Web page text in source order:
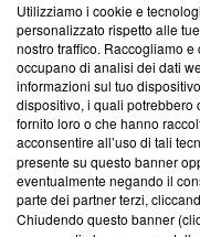
Questa sezione offre
News, sui nostri
creare news di qualità.
‘Trust Project - News
ancora membro del
parte; Trust Project
conformità agli
Su di noi
Utilizziamo i cookie e
personalizzato rispetto alle
nostro traffico. Raccogliamo
occupano di analisi dei dati
informazioni sul tuo
dispositivo, i quali potrebbero
fornito loro o che hanno
acconsentire all’uso di tali
presente su questo banner
eventualmente negando il
parte dei partner terzi,
Chiudendo questo banner